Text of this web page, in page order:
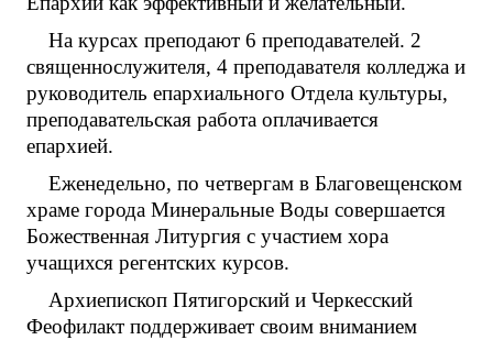
На курсах преподают 6 преподавателей. 2
священнослужителя, 4 преподавателя колледжа и
руководитель епархиального Отдела культуры,
преподавательская работа оплачивается
епархией.
Еженедельно, по четвергам в Благовещенском
храме города Минеральные Воды совершается
Божественная Литургия с участием хора
учащихся регентских курсов.
Архиепископ Пятигорский и Черкесский
Феофилакт поддерживает своим вниманием